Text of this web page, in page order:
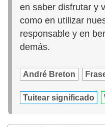
en saber disfrutar y
como en utilizar
responsable y en
demás.
André Breton
Tuitear significado